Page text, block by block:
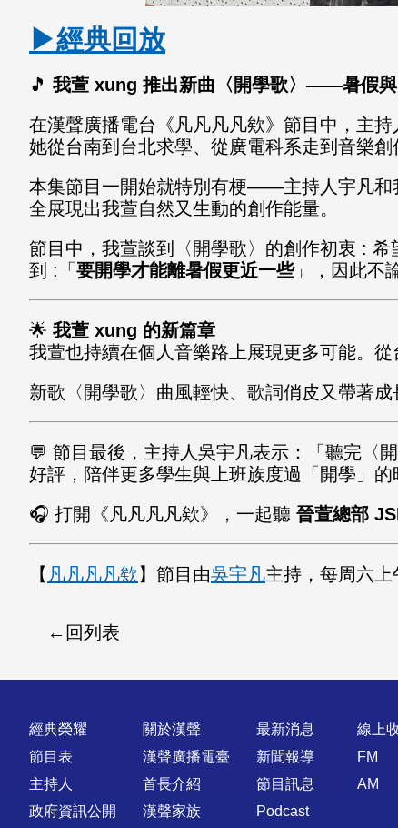
▶經典回放
🎵 我萱 xung 推出新曲〈開學歌〉——暑假與
在漢聲廣播電台《凡凡凡凡欸》節目中，主
她從台南到台北求學、從廣電科系走到音樂創
本集節目一開始就特別有梗——主持人宇凡和
全展現出我萱自然又生動的創作能量。
節目中，我萱談到〈開學歌〉的創作初衷 :
到 :「 要開學才能離暑假更近一些」，因此不
🌟 我萱 xung 的新篇章
我萱也持續在個人音樂路上展現更多可能。
新歌〈開學歌〉曲風輕快、歌詞俏皮又帶著
💬 節目最後，主持人吳宇凡表示：「聽完〈
好評，陪伴更多學生與上班族度過「開學」的
🎧 打開《凡凡凡凡欸》，一起聽 晉萱總部
【 凡凡凡凡欸】節目由吳宇凡主持，每周六上
回列表
快速連結
經典榮耀
節目表
主持人
政府資訊公開
關於漢聲
漢聲廣播電臺
首長介紹
漢聲家族
最新消息
新聞報導
節目訊息
Podcast
線上
FM
AM